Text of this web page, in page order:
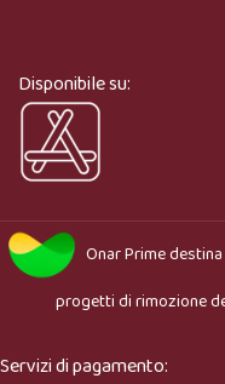
Disponibile su:
Onar Prime
progetti di rimozione
Servizi di pagamento: